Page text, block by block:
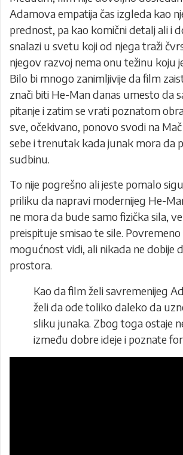
Adamova empatija čas izgleda kao
prednost, pa kao komični detalj ali i
snalazi u svetu koji od njega traži
njegov razvoj nema onu težinu koju
Bilo bi mnogo zanimljivije da film
znači biti He-Man danas umesto da
pitanje i zatim se vrati poznatom
sve, očekivano, ponovo svodi na
sebe i trenutak kada junak mora da
sudbinu.
To nije pogrešno ali jeste pomalo
priliku da napravi modernijeg He-
ne mora da bude samo fizička sila,
preispituje smisao te sile. Povremeno
mogućnost vidi, ali nikada ne dobije
prostora.
Kao da film želi savremenijeg
želi da ode toliko daleko da
sliku junaka. Zbog toga ostaje
između dobre ideje i poznate